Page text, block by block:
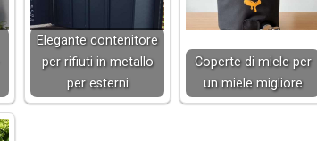
Elegante contenitore
per rifiuti in metallo
per esterni
Coperte di miele per
un miele migliore